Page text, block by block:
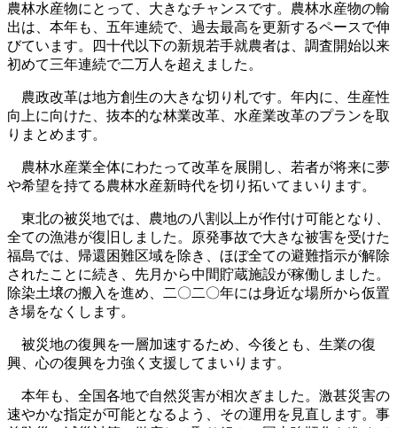
農林水産物にとって、大きなチャンスです。農林水産物の輸
出は、本年も、五年連続で、過去最高を更新するペースで伸
びています。四十代以下の新規若手就農者は、調査開始以来
初めて三年連続で二万人を超えました。
農政改革は地方創生の大きな切り札です。年内に、生産性
向上に向けた、抜本的な林業改革、水産業改革のプランを取
りまとめます。
農林水産業全体にわたって改革を展開し、若者が将来に夢
や希望を持てる農林水産新時代を切り拓いてまいります。
東北の被災地では、農地の八割以上が作付け可能となり、
全ての漁港が復旧しました。原発事故で大きな被害を受けた
福島では、帰還困難区域を除き、ほぼ全ての避難指示が解除
されたことに続き、先月から中間貯蔵施設が稼働しました。
除染土壌の搬入を進め、二〇二〇年には身近な場所から仮置
き場をなくします。
被災地の復興を一層加速するため、今後とも、生業の復
興、心の復興を力強く支援してまいります。
本年も、全国各地で自然災害が相次ぎました。激甚災害の
速やかな指定が可能となるよう、その運用を見直します。事